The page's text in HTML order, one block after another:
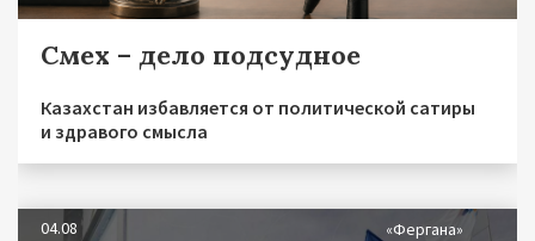
Смех – дело подсудное
Казахстан избавляется от политической сатиры
и здравого смысла
04.08 «Фергана»